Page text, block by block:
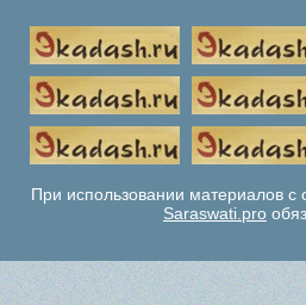
При использовании материалов с
Saraswati.pro